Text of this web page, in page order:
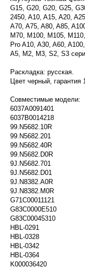
G15, G20, G20, G25,
2450, A10, A15, A20,
A70, A75, A80, A85,
M70, M100, M105,
Pro A10, A30, A60,
A5, M2, M3, S2, S3
Раскладка: русская.
Цвет черный, гарантия
Совместимые модели:
6037A0091401
6037B0014218
99.N5682.10R
99.N5682.201
99.N5682.40R
99.N5682.D0R
9J.N5682.701
9J.N5682.D01
9J.N8382.A0R
9J.N8382.M0R
G71C00011121
G83C0000E510
G83C00045310
HBL-0291
HBL-0328
HBL-0342
HBL-0364
K000036420